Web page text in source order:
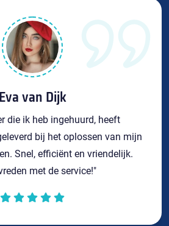
Eva van Dijk
die ik heb ingehuurd, heeft
bij het oplossen van mijn
Snel, efficiënt en vriendelijk.
met de service!"